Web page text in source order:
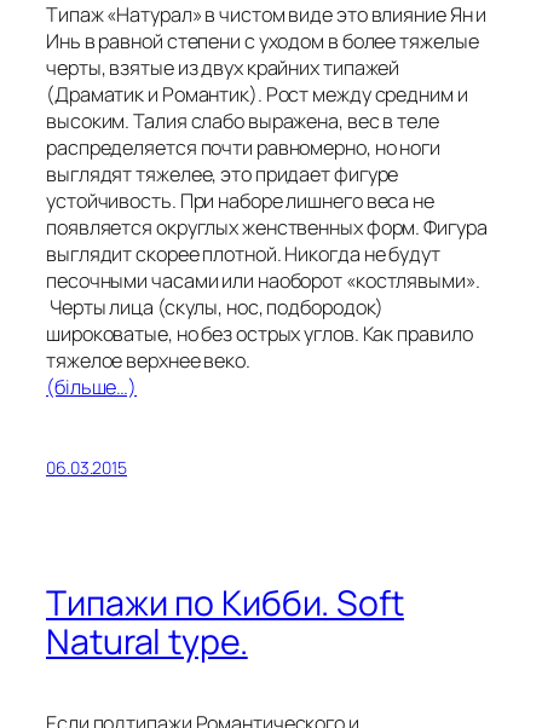
Типаж «Натурал» в чистом виде это влияние Ян и
Инь в равной степени с уходом в более тяжелые
черты, взятые из двух крайних типажей
(Драматик и Романтик). Рост между средним и
высоким. Талия слабо выражена, вес в теле
распределяется почти равномерно, но ноги
выглядят тяжелее, это придает фигуре
устойчивость. При наборе лишнего веса не
появляется округлых женственных форм. Фигура
выглядит скорее плотной. Никогда не будут
песочными часами или наоборот «костлявыми».
Черты лица (скулы, нос, подбородок)
широковатые, но без острых углов. Как правило
тяжелое верхнее веко.
(більше…)
06.03.2015
Типажи по Кибби. Soft
Natural type.